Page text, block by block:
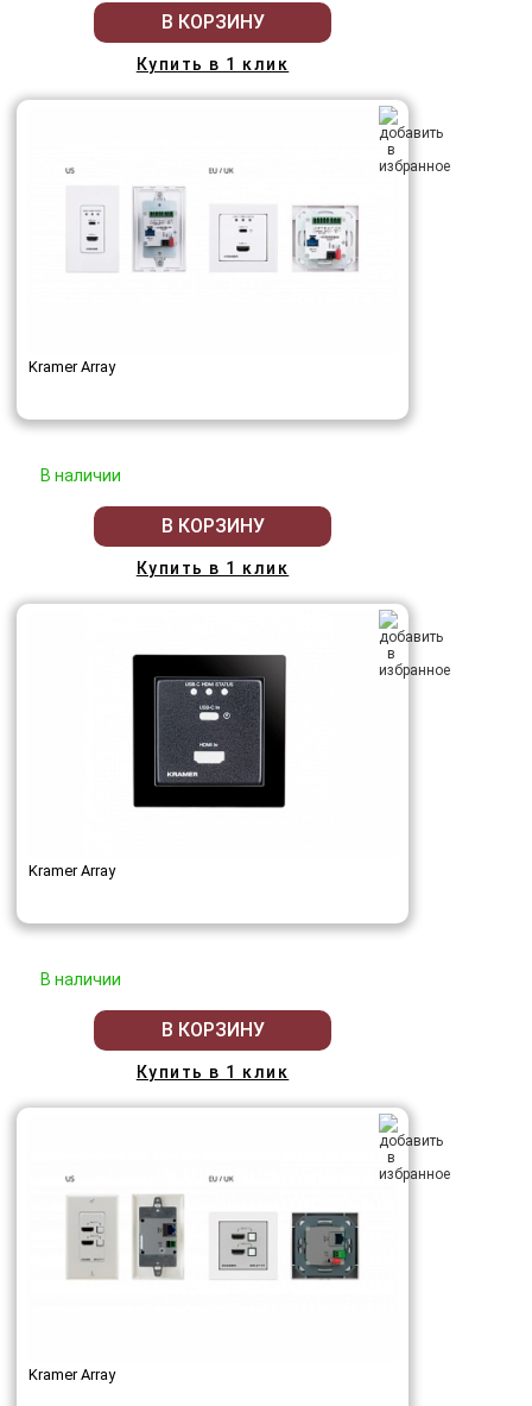
В КОРЗИНУ
Купить в 1 клик
Kramer Array
В наличии
В КОРЗИНУ
Купить в 1 клик
Kramer Array
В наличии
В КОРЗИНУ
Купить в 1 клик
Kramer Array